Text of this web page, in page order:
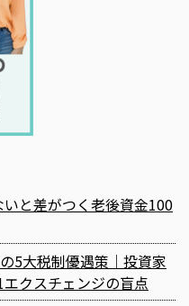
と差がつく老後資金100
5大税制優遇策｜投資家
クスチェンジの盲点